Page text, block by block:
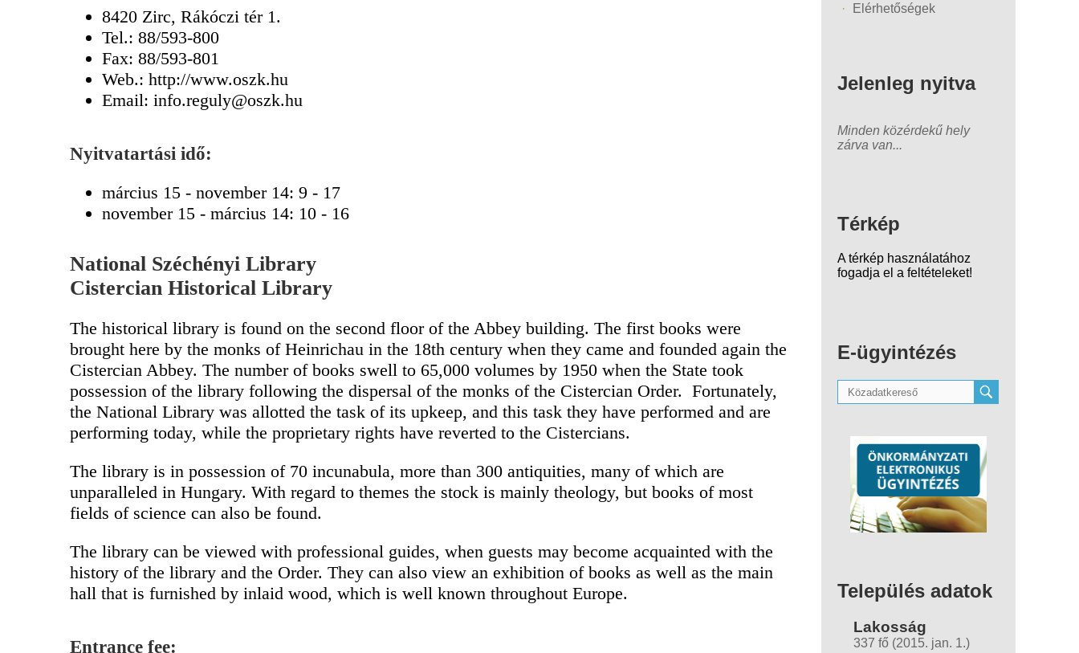
8420 Zirc, Rákóczi tér 1.
Tel.: 88/593-800
Fax: 88/593-801
Web.: http://www.oszk.hu
Email: info.reguly@oszk.hu
Nyitvatartási idő:
március 15 - november 14: 9 - 17
november 15 - március 14: 10 - 16
National Széchényi Library
Cistercian Historical Library
The historical library is found on the second floor of the Abbey building. The first books were
brought here by the monks of Heinrichau in the 18th century when they came and founded again the
Cistercian Abbey. The number of books swell to 65,000 volumes by 1950 when the State took
possession of the library following the dispersal of the monks of the Cistercian Order. Fortunately,
the National Library was allotted the task of its upkeep, and this task they have performed and are
performing today, while the proprietary rights have reverted to the Cistercians.
The library is in possession of 70 incunabula, more than 300 antiquities, many of which are
unparalleled in Hungary. With regard to themes the stock is mainly theology, but books of most
fields of science can also be found.
The library can be viewed with professional guides, when guests may become acquainted with the
history of the library and the Order. They can also view an exhibition of books as well as the main
hall that is furnished by inlaid wood, which is well known throughout Europe.
Entrance fee:
Elérhetőségek
Jelenleg nyitva
Minden közérdekű hely
zárva van...
Térkép
A térkép használatához
fogadja el a feltételeket!
E-ügyintézés
Település adatok
Lakosság
337 fő (2015. jan. 1.)